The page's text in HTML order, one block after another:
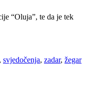
“Oluja”, te da je tek
, svjedočenja, zadar, žegar